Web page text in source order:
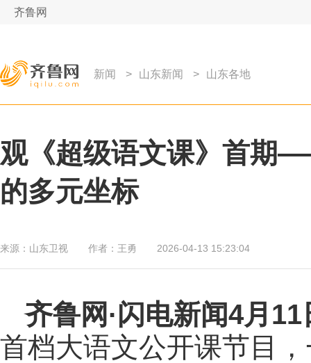
齐鲁网
新闻 > 山东新闻 > 山东各地
观《超级语文课》首期
的多元坐标
来源： 山东卫视 作者： 王勇 2026-04-13 15:23:04
齐鲁网 ·闪电新闻4月11
首档大语文公开课节目